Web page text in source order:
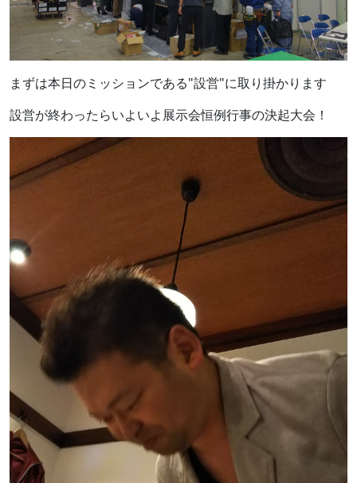
まずは本日のミッションである"設営"に取り掛かります
設営が終わったらいよいよ展示会恒例行事の決起大会！